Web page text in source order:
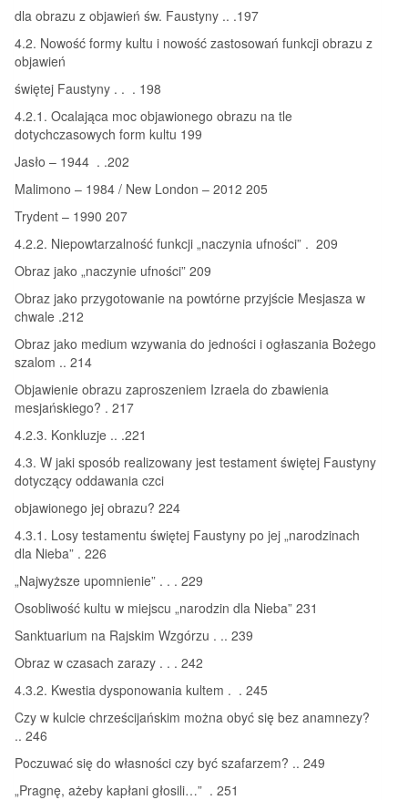
dla obrazu z objawień św. Faustyny .. .197
4.2. Nowość formy kultu i nowość zastosowań funkcji obrazu z
objawień
świętej Faustyny . . . 198
4.2.1. Ocalająca moc objawionego obrazu na tle
dotychczasowych form kultu 199
Jasło – 1944 . .202
Malimono – 1984 / New London – 2012 205
Trydent – 1990 207
4.2.2. Niepowtarzalność funkcji „naczynia ufności” . 209
Obraz jako „naczynie ufności” 209
Obraz jako przygotowanie na powtórne przyjście Mesjasza w
chwale .212
Obraz jako medium wzywania do jedności i ogłaszania Bożego
szalom .. 214
Objawienie obrazu zaproszeniem Izraela do zbawienia
mesjańskiego? . 217
4.2.3. Konkluzje .. .221
4.3. W jaki sposób realizowany jest testament świętej Faustyny
dotyczący oddawania czci
objawionego jej obrazu? 224
4.3.1. Losy testamentu świętej Faustyny po jej „narodzinach
dla Nieba” . 226
„Najwyższe upomnienie” . . . 229
Osobliwość kultu w miejscu „narodzin dla Nieba” 231
Sanktuarium na Rajskim Wzgórzu . .. 239
Obraz w czasach zarazy . . . 242
4.3.2. Kwestia dysponowania kultem . . 245
Czy w kulcie chrześcijańskim można obyć się bez anamnezy?
.. 246
Poczuwać się do własności czy być szafarzem? .. 249
„Pragnę, ażeby kapłani głosili…” . 251